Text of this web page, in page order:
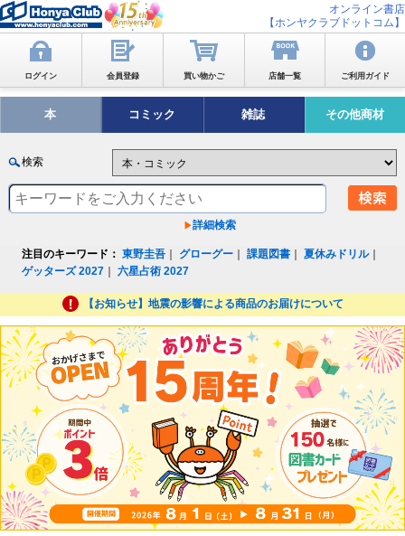
オンライン書店
【ホンヤクラブドットコム】
ログイン 会員登録 買い物かご 店舗一覧 ご利用ガイド
本 コミック 雑誌 その他商材
検索
詳細検索
注目のキーワード： 東野圭吾 グローグー ｜課題図書 ｜夏休みドリル｜
ゲッターズ 2027 ｜六星占術 2027
【お知らせ】地震の影響による商品のお届けについて